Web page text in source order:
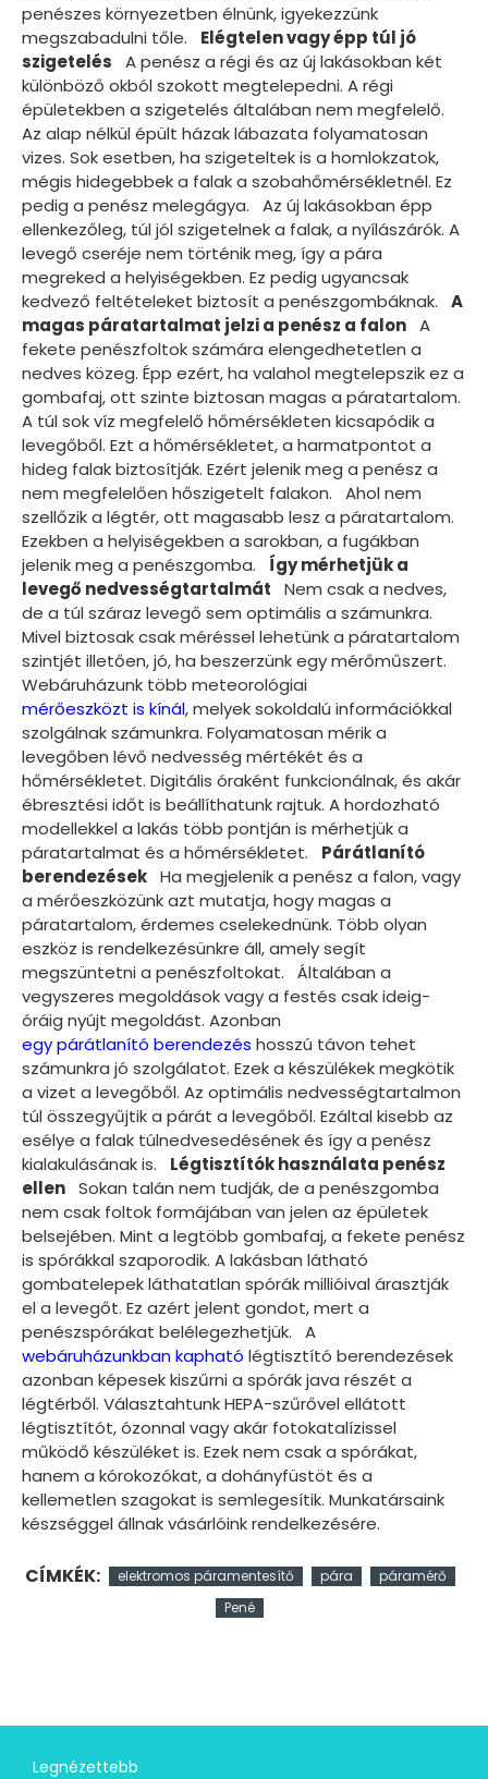
penészes környezetben élnünk, igyekezzünk
megszabadulni tőle. Elégtelen vagy épp túl jó
szigetelés A penész a régi és az új lakásokban két
különböző okból szokott megtelepedni. A régi
épületekben a szigetelés általában nem megfelelő.
Az alap nélkül épült házak lábazata folyamatosan
vizes. Sok esetben, ha szigeteltek is a homlokzatok,
mégis hidegebbek a falak a szobahőmérsékletnél. Ez
pedig a penész melegágya. Az új lakásokban épp
ellenkezőleg, túl jól szigetelnek a falak, a nyílászárók. A
levegő cseréje nem történik meg, így a pára
megreked a helyiségekben. Ez pedig ugyancsak
kedvező feltételeket biztosít a penészgombáknak. A
magas páratartalmat jelzi a penész a falon A
fekete penészfoltok számára elengedhetetlen a
nedves közeg. Épp ezért, ha valahol megtelepszik ez a
gombafaj, ott szinte biztosan magas a páratartalom.
A túl sok víz megfelelő hőmérsékleten kicsapódik a
levegőből. Ezt a hőmérsékletet, a harmatpontot a
hideg falak biztosítják. Ezért jelenik meg a penész a
nem megfelelően hőszigetelt falakon. Ahol nem
szellőzik a légtér, ott magasabb lesz a páratartalom.
Ezekben a helyiségekben a sarokban, a fugákban
jelenik meg a penészgomba. Így mérhetjük a
levegő nedvességtartalmát Nem csak a nedves,
de a túl száraz levegő sem optimális a számunkra.
Mivel biztosak csak méréssel lehetünk a páratartalom
szintjét illetően, jó, ha beszerzünk egy mérőműszert.
Webáruházunk több meteorológiai
mérőeszközt is kínál, melyek sokoldalú információkkal
szolgálnak számunkra. Folyamatosan mérik a
levegőben lévő nedvesség mértékét és a
hőmérsékletet. Digitális óraként funkcionálnak, és akár
ébresztési időt is beállíthatunk rajtuk. A hordozható
modellekkel a lakás több pontján is mérhetjük a
páratartalmat és a hőmérsékletet. Párátlanító
berendezések Ha megjelenik a penész a falon, vagy
a mérőeszközünk azt mutatja, hogy magas a
páratartalom, érdemes cselekednünk. Több olyan
eszköz is rendelkezésünkre áll, amely segít
megszüntetni a penészfoltokat. Általában a
vegyszeres megoldások vagy a festés csak ideig-
óráig nyújt megoldást. Azonban
egy párátlanító berendezés hosszú távon tehet
számunkra jó szolgálatot. Ezek a készülékek megkötik
a vizet a levegőből. Az optimális nedvességtartalmon
túl összegyűjtik a párát a levegőből. Ezáltal kisebb az
esélye a falak túlnedvesedésének és így a penész
kialakulásának is. Légtisztítók használata penész
ellen Sokan talán nem tudják, de a penészgomba
nem csak foltok formájában van jelen az épületek
belsejében. Mint a legtöbb gombafaj, a fekete penész
is spórákkal szaporodik. A lakásban látható
gombatelepek láthatatlan spórák millióival árasztják
el a levegőt. Ez azért jelent gondot, mert a
penészspórákat belélegezhetjük. A
webáruházunkban kapható légtisztító berendezések
azonban képesek kiszűrni a spórák java részét a
légtérből. Választahtunk HEPA-szűrővel ellátott
légtisztítót, ózonnal vagy akár fotokatalízissel
működő készüléket is. Ezek nem csak a spórákat,
hanem a kórokozókat, a dohányfüstöt és a
kellemetlen szagokat is semlegesítik. Munkatársaink
készséggel állnak vásárlóink rendelkezésére.
CÍMKÉK: elektromos páramentesítő pára
páramérő
Pené
Legnézettebb